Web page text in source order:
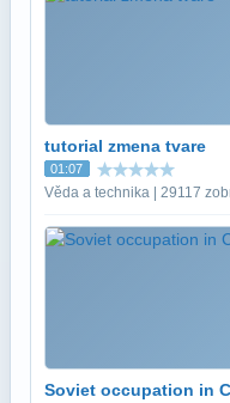
tutorial zmena tvare
01:07
Věda a technika | 29117
Soviet occupation in